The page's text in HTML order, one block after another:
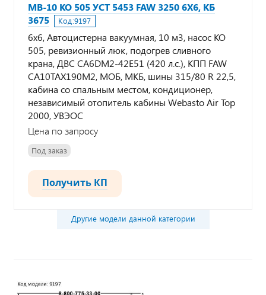
МВ-10 КО 505 УСТ 5453 FAW 3250 6Х6, КБ
3675
Код:9197
6х6, Автоцистерна вакуумная, 10 м3, насос КО
505, ревизионный люк, подогрев сливного
крана, ДВС CA6DM2-42E51 (420 л.с.), КПП FAW
CA10TAX190M2, МОБ, МКБ, шины 315/80 R 22,5,
кабина со спальным местом, кондиционер,
независимый отопитель кабины Webasto Air Top
2000, УВЭОС
Цена по запросу
Под заказ
Получить КП
Другие модели данной категории